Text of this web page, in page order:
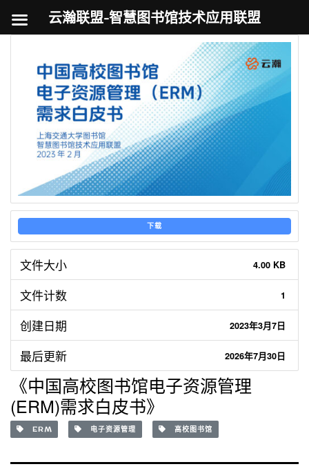
下载
文件大小 4.00 KB
文件计数 1
创建日期 2023年3月7日
最后更新 2026年7月30日
《中国高校图书馆电子资源管理
(ERM)需求白皮书》
ERM 电子资源管理 高校图书馆
云瀚联盟-智慧图书馆技术应用联盟